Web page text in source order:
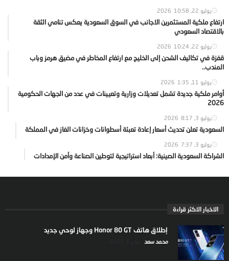
يوليو 22, 2026 10:58
ارتفاع ملكية المستثمرين الاجانب في السوق السعودية يعكس تنامي الثقة
بالاقتصاد السعودي
يوليو 22, 2026 10:24
قفزة في تكاليف الشحن إلى الخليج مع ارتفاع المخاطر في مضيق هرمز وباب
المندب..
يوليو 11, 2026 1:35
أوامر ملكية جديدة تشمل تعديلات وزارية وتعيينات في عدد من الجهات الحكومية
2026
يوليو 3, 2026 8:17
السعودية تعلن تحديث أسعار إعادة تعبئة أسطوانات وخزانات الغاز في المملكة
يوليو 3, 2026 7:37
الشراكة السعودية الصينية: أبعاد استراتيجية لتوطين الصناعة وأمن الإمدادات
الاخبار الاكثر قراءة
إطلاق هاتف Honor 80 GT وجهاز لوحي جديد
محمد سعد